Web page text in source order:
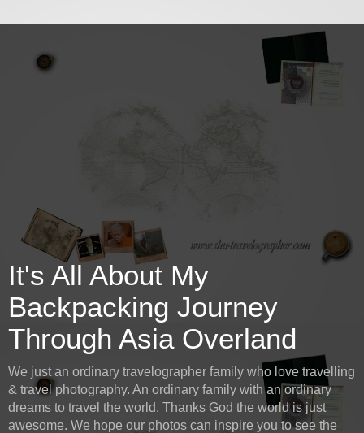
It's All About My
Backpacking Journey
Through Asia Overland
We just an ordinary travelographer family who love travelling
& travel photography. An ordinary family with an ordinary
dreams to travel the world. Thanks God the world is just
awesome. We hope our photos can inspire you to see the